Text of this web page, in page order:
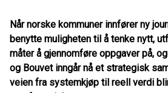
Når norske kommuner innfører ny
benytte muligheten til å tenke nytt,
måter å gjennomføre oppgaver på,
og Bouvet inngår nå et strategisk
veien fra systemkjøp til reell verdi